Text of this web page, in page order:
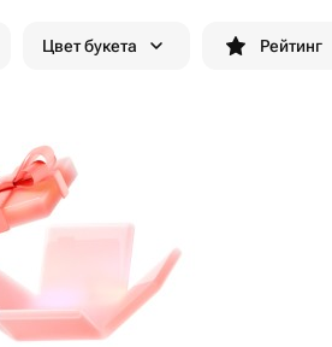
Цвет букета Рейтинг